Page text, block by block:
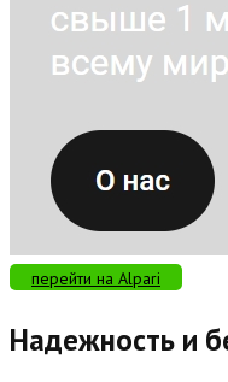
перейти на Alpari
Надежность и